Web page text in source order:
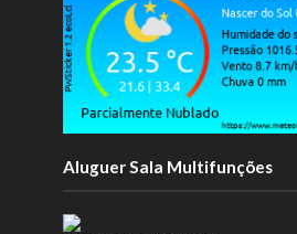
Aluguer Sala Multifunções